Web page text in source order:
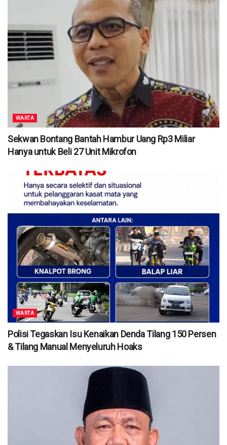
WARTA
Sekwan Bontang Bantah Hambur Uang Rp3 Miliar
Hanya untuk Beli 27 Unit Mikrofon
WARTA
Polisi Tegaskan Isu Kenaikan Denda Tilang 150 Persen
& Tilang Manual Menyeluruh Hoaks